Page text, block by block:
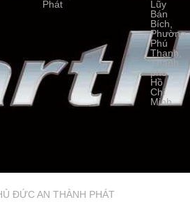
Phát
Lũy
Bán
Bích,
Phường
Phú
Thạnh,
Thành
phố
Hồ
Chí
Minh
ĐỨC AN THÀNH PHÁT